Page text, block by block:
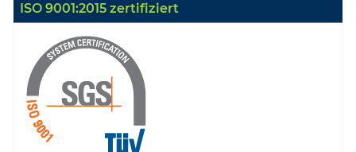
ISO 9001:2015 zertifiziert